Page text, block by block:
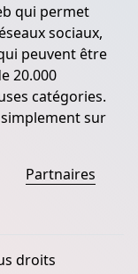
qui permet
sociaux,
peuvent être
20.000
catégories.
sur
Partnaires
droits